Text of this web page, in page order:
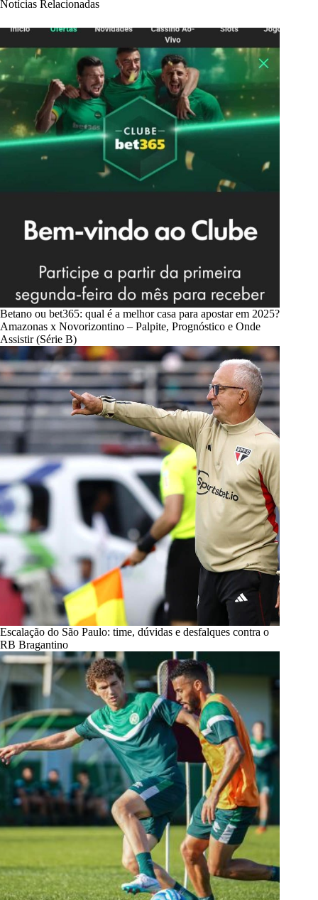
Notícias Relacionadas
Betano ou bet365: qual é a melhor casa para apostar em 2025?
Amazonas x Novorizontino – Palpite, Prognóstico e Onde
Assistir (Série B)
Escalação do São Paulo: time, dúvidas e desfalques contra o
RB Bragantino